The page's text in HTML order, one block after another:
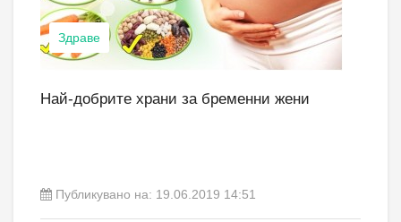
Здраве
Най-добрите храни за бременни жени
Публикувано на: 19.06.2019 14:51